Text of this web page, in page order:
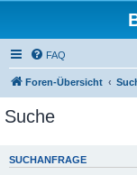
FAQ
Foren-Übersicht
Suche
SUCHANFRAGE